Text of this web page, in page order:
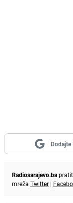
Dodajte
Radiosarajevo.ba
mreža Twitter |